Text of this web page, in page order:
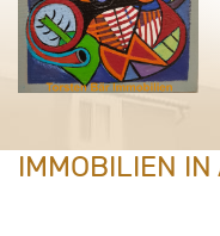
IMMOBILIEN IN